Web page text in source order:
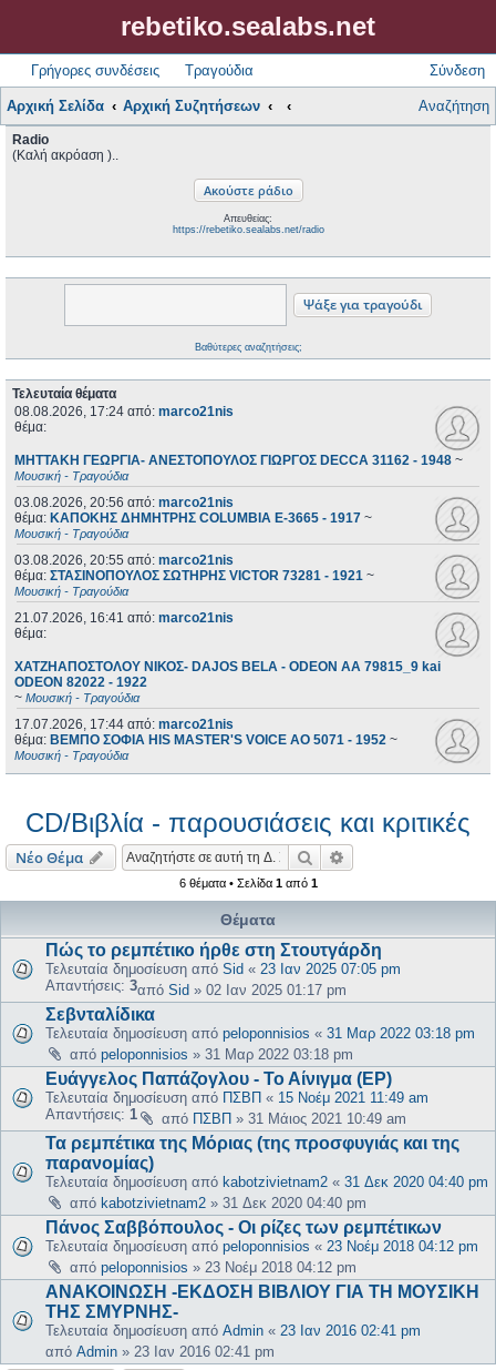
rebetiko.sealabs.net
Γρήγορες συνδέσεις Τραγούδια Σύνδεση
Αρχική Σελίδα Αρχική Συζητήσεων Αναζήτηση
Radio
(Καλή ακρόαση )..
Απευθείας:
https://rebetiko.sealabs.net/radio
Βαθύτερες αναζητήσεις;
Τελευταία θέματα
08.08.2026, 17:24 από: marco21nis
θέμα:
ΜΗΤΤΑΚΗ ΓΕΩΡΓΙΑ- ΑΝΕΣΤΟΠΟΥΛΟΣ ΓΙΩΡΓΟΣ DECCA 31162 - 1948 ~
Μουσική - Τραγούδια
03.08.2026, 20:56 από: marco21nis
θέμα: ΚΑΠΟΚΗΣ ΔΗΜΗΤΡΗΣ COLUMBIA E-3665 - 1917 ~
Μουσική - Τραγούδια
03.08.2026, 20:55 από: marco21nis
θέμα: ΣΤΑΣΙΝΟΠΟΥΛΟΣ ΣΩΤΗΡΗΣ VICTOR 73281 - 1921 ~
Μουσική - Τραγούδια
21.07.2026, 16:41 από: marco21nis
θέμα:
ΧΑΤΖΗΑΠΟΣΤΟΛΟΥ ΝΙΚΟΣ- DAJOS BELA - ODEON AA 79815_9 kai
ODEON 82022 - 1922
~ Μουσική - Τραγούδια
17.07.2026, 17:44 από: marco21nis
θέμα: ΒΕΜΠΟ ΣΟΦΙΑ HIS MASTER'S VOICE AO 5071 - 1952 ~
Μουσική - Τραγούδια
CD/Βιβλία - παρουσιάσεις και κριτικές
Νέο Θέμα Αναζήτηση
6 θέματα • Σελίδα 1από 1
Θέματα
Πώς το ρεμπέτικο ήρθε στη Στουτγάρδη
Τελευταία δημοσίευση από Sid « 23 Ιαν 2025 07:05 pm
Απαντήσεις: 3από Sid » 02 Ιαν 2025 01:17 pm
Σεβνταλίδικα
Τελευταία δημοσίευση από peloponnisios « 31 Μαρ 2022 03:18 pm
από peloponnisios » 31 Μαρ 2022 03:18 pm
Ευάγγελος Παπάζογλου - Το Αίνιγμα (EP)
Τελευταία δημοσίευση από ΠΣΒΠ « 15 Νοέμ 2021 11:49 am
Απαντήσεις: 1 από ΠΣΒΠ » 31 Μάιος 2021 10:49 am
Τα ρεμπέτικα της Μόριας (της προσφυγιάς και της
παρανομίας)
Τελευταία δημοσίευση από kabotzivietnam2 « 31 Δεκ 2020 04:40 pm
από kabotzivietnam2 » 31 Δεκ 2020 04:40 pm
Πάνος Σαββόπουλος - Οι ρίζες των ρεμπέτικων
Τελευταία δημοσίευση από peloponnisios « 23 Νοέμ 2018 04:12 pm
από peloponnisios » 23 Νοέμ 2018 04:12 pm
ΑΝΑΚΟΙΝΩΣΗ -ΕΚΔΟΣΗ ΒΙΒΛΙΟΥ ΓΙΑ ΤΗ ΜΟΥΣΙΚΗ
ΤΗΣ ΣΜΥΡΝΗΣ-
Τελευταία δημοσίευση από Admin « 23 Ιαν 2016 02:41 pm
από Admin » 23 Ιαν 2016 02:41 pm